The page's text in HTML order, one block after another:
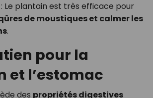
Le plantain est très efficace pour
de moustiques et calmer les
.
pour la
et l’estomac
des propriétés digestives